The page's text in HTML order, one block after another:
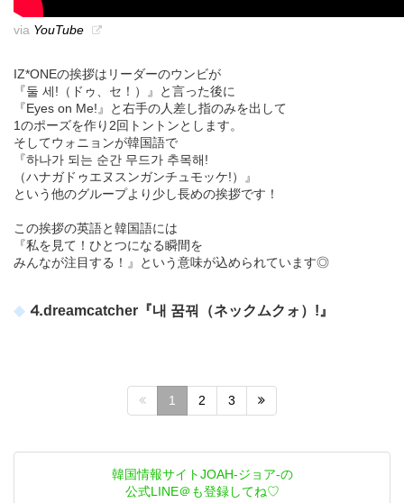
via YouTube
IZ*ONEの挨拶はリーダーのウンビが
『둘 세!（ドゥ、セ！）』と言った後に
『Eyes on Me!』と右手の人差し指のみを出して
1のポーズを作り2回トントンとします。
そしてウォニョンが韓国語で
『하나가 되는 순간 무드가 추목해!
（ハナガドゥエヌスンガンチュモッケ!）』
という他のグループより少し長めの挨拶です！
この挨拶の英語と韓国語には
『私を見て！ひとつになる瞬間を
みんなが注目する！』という意味が込められています◎
⒋dreamcatcher『내 꿈꿔（ネックムクォ）!』
1 2 3
韓国情報サイトJOAH-ジョア-の
公式LINE＠も登録してね♡